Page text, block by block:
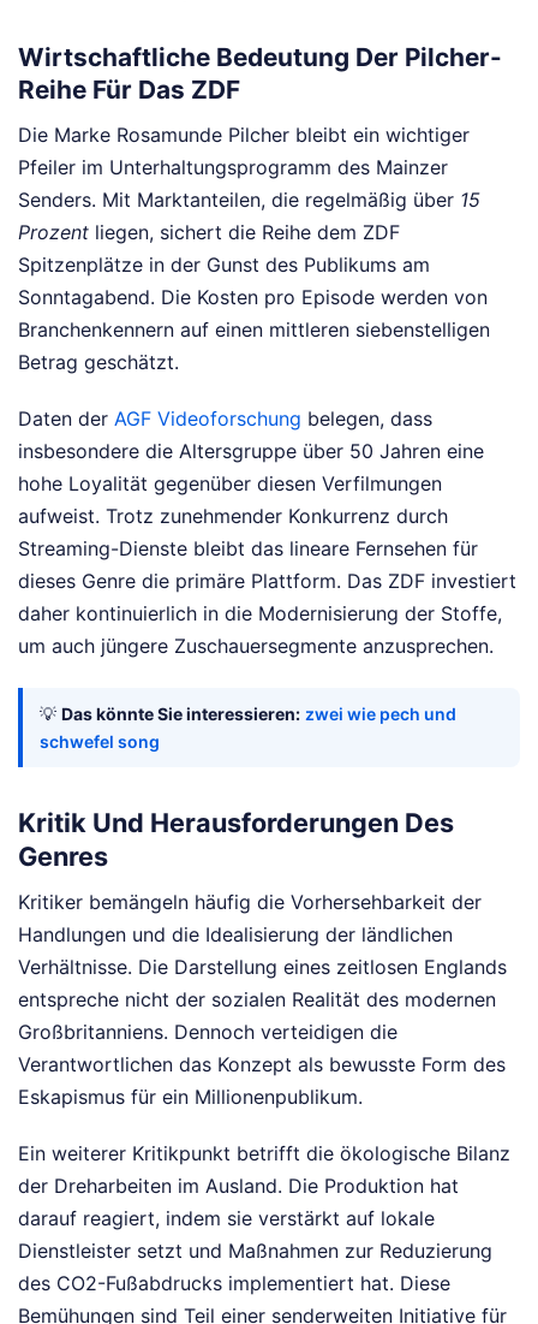
Wirtschaftliche Bedeutung Der Pilcher-
Reihe Für Das ZDF
Die Marke Rosamunde Pilcher bleibt ein wichtiger
Pfeiler im Unterhaltungsprogramm des Mainzer
Senders. Mit Marktanteilen, die regelmäßig über 15
Prozent liegen, sichert die Reihe dem ZDF
Spitzenplätze in der Gunst des Publikums am
Sonntagabend. Die Kosten pro Episode werden von
Branchenkennern auf einen mittleren siebenstelligen
Betrag geschätzt.
Daten der AGF Videoforschung belegen, dass
insbesondere die Altersgruppe über 50 Jahren eine
hohe Loyalität gegenüber diesen Verfilmungen
aufweist. Trotz zunehmender Konkurrenz durch
Streaming-Dienste bleibt das lineare Fernsehen für
dieses Genre die primäre Plattform. Das ZDF investiert
daher kontinuierlich in die Modernisierung der Stoffe,
um auch jüngere Zuschauersegmente anzusprechen.
💡 Das könnte Sie interessieren: zwei wie pech und
schwefel song
Kritik Und Herausforderungen Des
Genres
Kritiker bemängeln häufig die Vorhersehbarkeit der
Handlungen und die Idealisierung der ländlichen
Verhältnisse. Die Darstellung eines zeitlosen Englands
entspreche nicht der sozialen Realität des modernen
Großbritanniens. Dennoch verteidigen die
Verantwortlichen das Konzept als bewusste Form des
Eskapismus für ein Millionenpublikum.
Ein weiterer Kritikpunkt betrifft die ökologische Bilanz
der Dreharbeiten im Ausland. Die Produktion hat
darauf reagiert, indem sie verstärkt auf lokale
Dienstleister setzt und Maßnahmen zur Reduzierung
des CO2-Fußabdrucks implementiert hat. Diese
Bemühungen sind Teil einer senderweiten Initiative für